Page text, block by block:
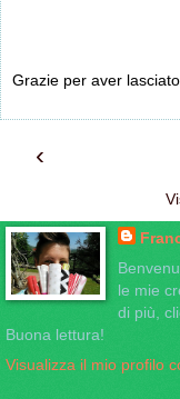
Grazie per aver
‹
le mie
di più,
Buona lettura!
Visualizza il mio profilo